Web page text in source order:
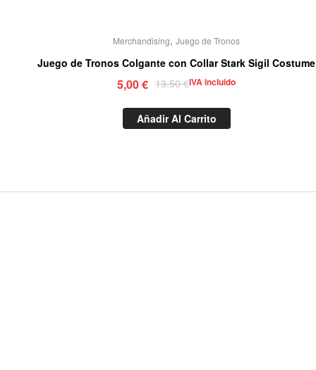
Merchandising, Juego de Tronos
Juego de Tronos Colgante con Collar Stark Sigil Costume
13,50€
5,00€ IVA incluido
Añadir Al Carrito